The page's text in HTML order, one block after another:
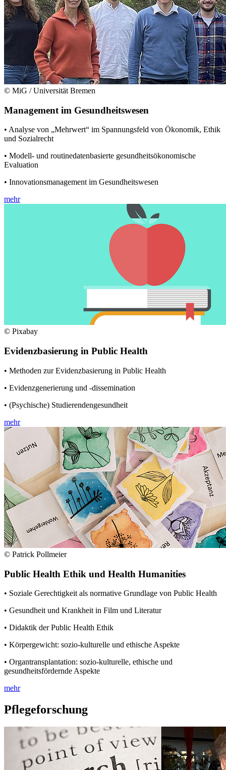
© MiG / Universität Bremen
Management im Gesundheitswesen
• Analyse von „Mehrwert“ im Spannungsfeld von Ökonomik, Ethik
und Sozialrecht
• Modell- und routinedatenbasierte gesundheitsökonomische
Evaluation
• Innovationsmanagement im Gesundheitswesen
mehr
© Pixabay
Evidenzbasierung in Public Health
• Methoden zur Evidenzbasierung in Public Health
• Evidenzgenerierung und -dissemination
• (Psychische) Studierendengesundheit
mehr
© Patrick Pollmeier
Public Health Ethik und Health Humanities
• Soziale Gerechtigkeit als normative Grundlage von Public Health
• Gesundheit und Krankheit in Film und Literatur
• Didaktik der Public Health Ethik
• Körpergewicht: sozio-kulturelle und ethische Aspekte
• Organtransplantation: sozio-kulturelle, ethische und
gesundheitsfördernde Aspekte
mehr
Pflegeforschung